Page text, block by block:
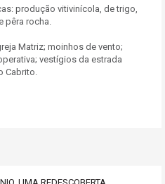
produção vitivinícola, de trigo,
pêra rocha.
Matriz; moinhos de vento;
vestígios da estrada
Cabrito.